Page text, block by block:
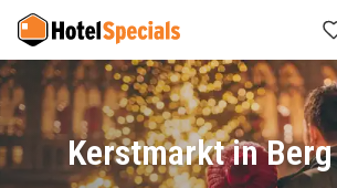
Kerstmarkt in